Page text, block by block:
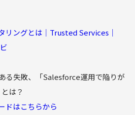
リングとは｜Trusted Services｜
る失敗、「Salesforce運用で陥りが
は？
ドはこちらから